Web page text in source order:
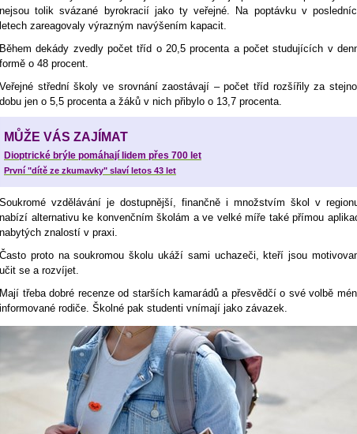
nejsou tolik svázané byrokracií jako ty veřejné. Na poptávku v
letech zareagovaly výrazným navýšením kapacit.
Během dekády zvedly počet tříd o 20,5 procenta a počet studujících v
formě o 48 procent.
Veřejné střední školy ve srovnání zaostávají – počet tříd rozšířily za
dobu jen o 5,5 procenta a žáků v nich přibylo o 13,7 procenta.
MŮŽE VÁS ZAJÍMAT
Dioptrické brýle pomáhají lidem přes 700 let
První "dítě ze zkumavky" slaví letos 43 let
Soukromé vzdělávání je dostupnější, finančně i množstvím škol v
nabízí alternativu ke konvenčním školám a ve velké míře také přímou
nabytých znalostí v praxi.
Často proto na soukromou školu ukáží sami uchazeči, kteří jsou
učit se a rozvíjet.
Mají třeba dobré recenze od starších kamarádů a přesvědčí o své volbě
informované rodiče. Školné pak studenti vnímají jako závazek.